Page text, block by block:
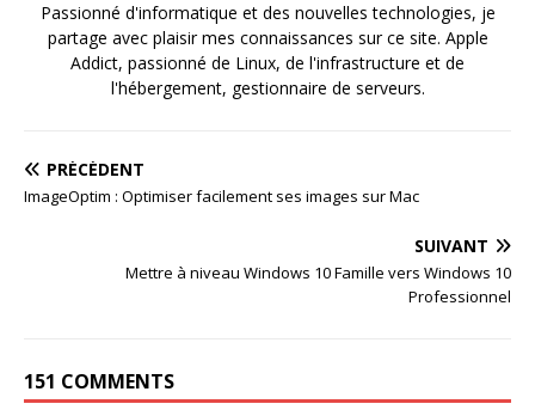
Passionné d'informatique et des nouvelles technologies, je
partage avec plaisir mes connaissances sur ce site. Apple
Addict, passionné de Linux, de l'infrastructure et de
l'hébergement, gestionnaire de serveurs.
PRÉCÉDENT
ImageOptim : Optimiser facilement ses images sur Mac
SUIVANT
Mettre à niveau Windows 10 Famille vers Windows 10
Professionnel
151 COMMENTS